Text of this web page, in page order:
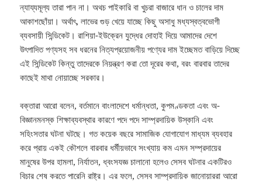
ন্যায্যমূল্য তারা পান না। অথচ পাইকারি বা খুচরা বাজারে ধান ও চালের দাম
আকাশছোঁয়া। অর্থাৎ, লাভের গুড় খেয়ে যাচ্ছে কিছু অসাধু মধ্যস্বত্বভোগী
ব্যবসায়ী সিন্ডিকেট। রাশিয়া-ইউক্রেন যুদ্ধের দোহাই দিয়ে আমাদের দেশে
উৎপাদিত পণ্যসহ সব ধরনের নিত্যপ্রয়োজনীয় পণ্যের দাম ইচ্ছেমত বাড়িয়ে দিচ্ছে
এই সিন্ডিকেট কিন্তু তাদেরকে নিয়ন্ত্রণ করা তো দূরের কথা, বরং বারবার তাদের
কাছেই মাথা নোয়াচ্ছে সরকার।
বক্তারা আরো বলেন, বর্তমানে বাংলাদেশে ধর্মান্ধতা, কুপমণ্ডকতা এবং অ-
বিজ্ঞানমনস্ক শিক্ষাব্যবস্থার কারণে পদে পদে সাম্প্রদায়িক উস্কানি এবং
সহিংসতার ঘটনা ঘটছে। গত কয়েক বছরে সামাজিক যোগাযোগ মাধ্যম ব্যবহার
করে প্রায় একই কৌশলে বারবার ধর্মীয়ভাবে সংখ্যায় কম এমন সম্প্রদায়ের
মানুষের উপর হামলা, নির্যাতন, ধ্বংসযজ্ঞ চালানো হলেও সেসব ঘটনার একটিরও
বিচার শেষ করতে পারেনি রাষ্ট্র। এর ফলে, সেসব সাম্প্রদায়িক জানোয়াররা আরো